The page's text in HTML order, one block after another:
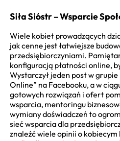
Siła Sióstr – Wsparcie
Wiele kobiet prowadzących
jak cenne jest łatwiejsze
przedsiębiorczyniami.
konfiguracją płatności online,
Wystarczył jeden post w
Online” na Facebooku, a w
gotowych rozwiązań i ofert
wsparcia, mentoringu
wymiany doświadczeń to
sieć wsparcia dla
znaleźć wiele opinii o kobiecym